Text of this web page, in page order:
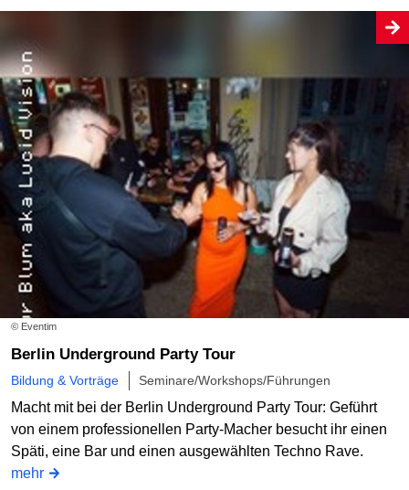
© Eventim
Berlin Underground Party Tour
Bildung & Vorträge Seminare/Workshops/Führungen
Macht mit bei der Berlin Underground Party Tour: Geführt
von einem professionellen Party-Macher besucht ihr einen
Späti, eine Bar und einen ausgewählten Techno Rave.
mehr